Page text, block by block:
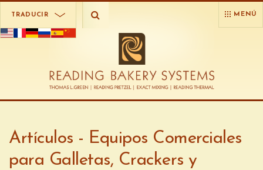
TRADUCIR MENÚ
Artículos - Equipos Comerciales
para Galletas, Crackers y